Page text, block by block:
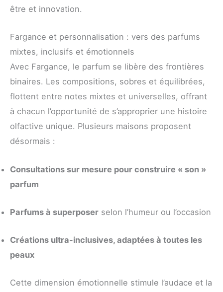
être et innovation.
Fargance et personnalisation : vers des parfums
mixtes, inclusifs et émotionnels
Avec Fargance, le parfum se libère des frontières
binaires. Les compositions, sobres et équilibrées,
flottent entre notes mixtes et universelles, offrant
à chacun l’opportunité de s’approprier une histoire
olfactive unique. Plusieurs maisons proposent
désormais :
Consultations sur mesure pour construire « son »
parfum
Parfums à superposer selon l’humeur ou l’occasion
Créations ultra-inclusives, adaptées à toutes les
peaux
Cette dimension émotionnelle stimule l’audace et la